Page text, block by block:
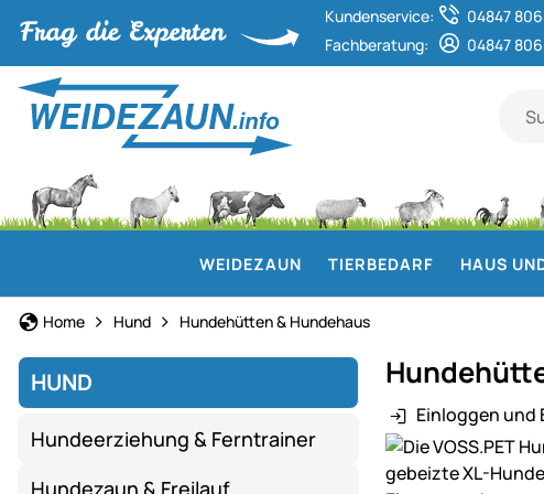
Kundenservice:
04847
Fachberatung:
04847
WEIDEZAUN TIERBEDARF HAUS
Home Hund Hundehütten & Hundehaus
HUND
Hundeerziehung & Ferntrainer
Hundezaun & Freilauf
Einloggen und
Produktgalerie